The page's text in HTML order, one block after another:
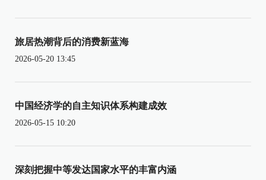
旅居热潮背后的消费新蓝海
2026-05-20 13:45
中国经济学的自主知识体系构建成效
2026-05-15 10:20
深刻把握中等发达国家水平的丰富内涵